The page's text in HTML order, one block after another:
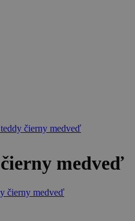
čierny medveď
medveď